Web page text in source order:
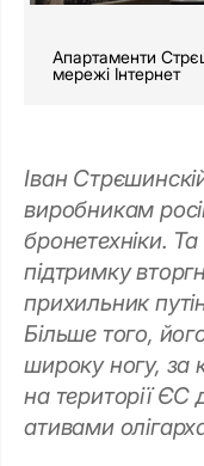
Апартаменти
мережі Інтернет
Іван
виробникам
бронетехніки.
підтримку
прихильник
Більше того,
широку ногу, за
на території ЄС
ативами